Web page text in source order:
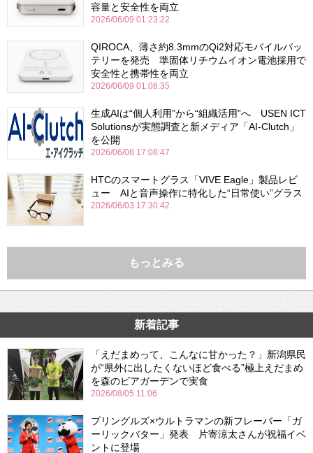
容量と安全性を両立
2026/06/09 01:23:22
QIROCA、薄さ約8.3mmのQi2対応モバイルバッ
テリーを発売 準固体リチウムイオン電池採用で
安全性と携帯性を両立
2026/06/09 01:08:35
生成AIは“個人利用”から“組織活用”へ USEN ICT
Solutionsが実態調査と新メディア「AI-Clutch」
を公開
2026/06/08 17:08:47
HTCのスマートグラス「VIVE Eagle」製品レビ
ュー AIと音声操作に特化した“日常使い”グラス
2026/06/03 17:30:42
もっとみる
新着記事
「えだまめって、こんなに甘かった？」新潟県民
が“県外に出したくないほど食べる”極上えだまめ
を森のビアガーデンで実食
2026/08/05 11:06
プリングルズ×ウルトラマンの新フレーバー「ガ
ーリックバター」発表 片寄涼太さんが祝福イベ
ントに登場